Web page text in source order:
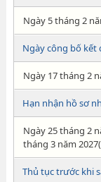
Ngày 5 tháng 2
Ngày công bố kết
Ngày 17 tháng 2
Hạn nhận hồ sơ
Ngày 25 tháng 2
tháng 3 năm
Thủ tục trước khi